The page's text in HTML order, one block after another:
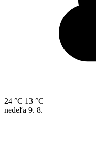
24 °C 13 °C
nedeľa 9. 8.